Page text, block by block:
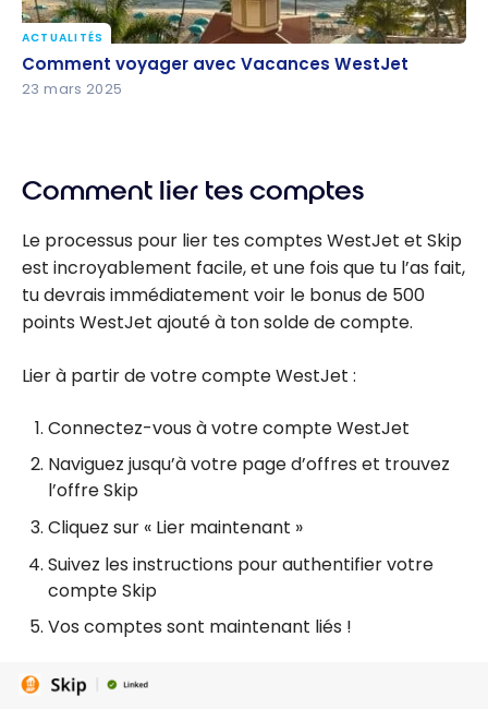
Comment voyager avec Vacances WestJet
ACTUALITÉS
Comment voyager avec Vacances WestJet
23 mars 2025
Comment lier tes comptes
Le processus pour lier tes comptes WestJet et Skip
est incroyablement facile, et une fois que tu l’as fait,
tu devrais immédiatement voir le bonus de 500
points WestJet ajouté à ton solde de compte.
Lier à partir de votre compte WestJet :
Connectez-vous à votre compte WestJet
Naviguez jusqu’à votre page d’offres et trouvez
l’offre Skip
Cliquez sur « Lier maintenant »
Suivez les instructions pour authentifier votre
compte Skip
Vos comptes sont maintenant liés !